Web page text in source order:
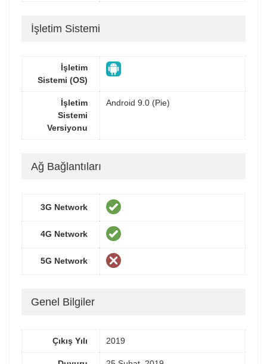
İşletim Sistemi
İşletim
Sistemi (OS)
İşletim
Sistemi
Versiyonu
Android 9.0 (Pie)
Ağ Bağlantıları
3G Network
4G Network
5G Network
Genel Bilgiler
Çıkış Yılı 2019